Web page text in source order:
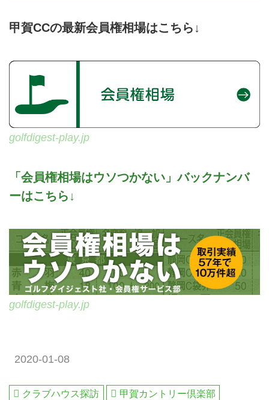
甲賀CCの最新会員権相場はこちら↓
golfdigest-play.jp
「会員権相場はウソつかない」バックナンバ
ーはこちら↓
golfdigest-play.jp
2020-01-08
クラブハウス探訪
甲賀カントリー倶楽部